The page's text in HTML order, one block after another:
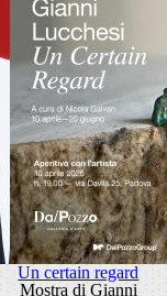
Un certain regard
Mostra di Gianni